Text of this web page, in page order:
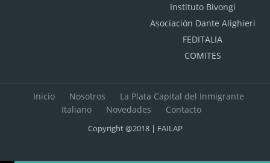
Instituto Bivongi
Asociación Dante Alighieri
FEDITALIA
COMITES
Inicio Nosotros
La Plata Capital del Inmigrante
Italiano
Novedades Contacto
Copyright @2018 | FAILAP